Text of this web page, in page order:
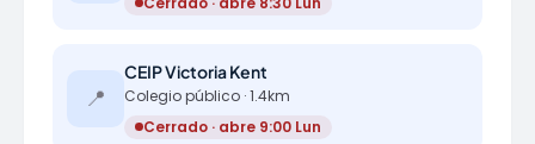
📍
CEIP Victoria Kent
Colegio público · 1.4km
Cerrado · abre 9:00 Lun